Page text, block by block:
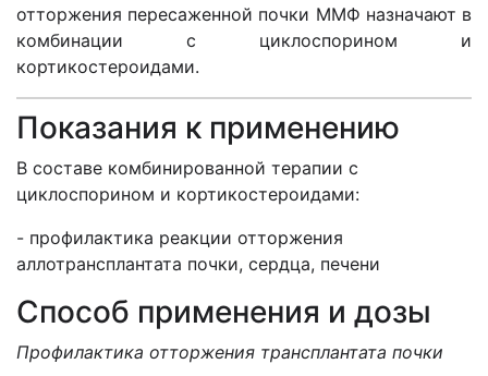
отторжения пересаженной почки ММФ назначают в
комбинации с циклоспорином и
кортикостероидами.
Показания к применению
В составе комбинированной терапии с
циклоспорином и кортикостероидами:
- профилактика реакции отторжения
аллотрансплантата почки, сердца, печени
Способ применения и дозы
Профилактика отторжения трансплантата почки